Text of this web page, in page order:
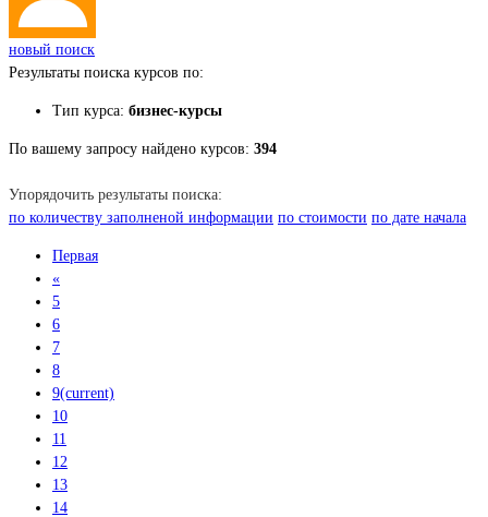
новый поиск
Результаты поиска курсов по:
Тип курса: бизнес-курсы
По вашему запросу найдено курсов: 394
Упорядочить результаты поиска:
по количеству заполненой информации по стоимости по дате начала
Первая
«
5
6
7
8
9(current)
10
11
12
13
14